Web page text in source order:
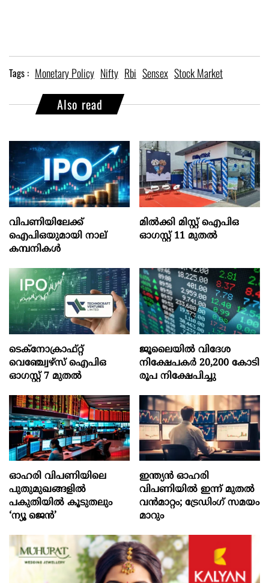
Tags : Monetary Policy Nifty Rbi Sensex Stock Market
Also read
വിപണിയിലേക്ക്
ഐപിഒയുമായി നാല്
കമ്പനികൾ
മില്‍ക്കി മിസ്റ്റ്‌ ഐപിഒ
ഓഗസ്റ്റ്‌ 11 മുതല്‍
ടെക്‌നോക്രാഫ്‌റ്റ്‌
വെഞ്ച്വേഴ്‌സ്‌ ഐപിഒ
ഓഗസ്റ്റ്‌ 7 മുതല്‍
ജൂലൈയില്‍ വിദേശ
നിക്ഷേപകര്‍ 20,200 കോടി
രൂപ നിക്ഷേപിച്ചു
ഓഹരി വിപണിയിലെ
പുതുമുഖങ്ങളിൽ
പകുതിയിൽ കൂടുതലും
‘ന്യൂ ജെൻ’
ഇന്ത്യൻ ഓഹരി
വിപണിയിൽ ഇന്ന് മുതൽ
വൻമാറ്റം; ട്രേഡിംഗ് സമയം
മാറും